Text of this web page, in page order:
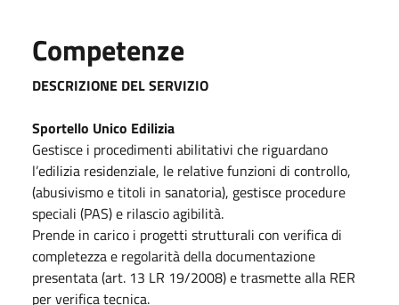
Competenze
DESCRIZIONE DEL SERVIZIO
Sportello Unico Edilizia
Gestisce i procedimenti abilitativi che riguardano
l’edilizia residenziale, le relative funzioni di controllo,
(abusivismo e titoli in sanatoria), gestisce procedure
speciali (PAS) e rilascio agibilità.
Prende in carico i progetti strutturali con verifica di
completezza e regolarità della documentazione
presentata (art. 13 LR 19/2008) e trasmette alla RER
per verifica tecnica.